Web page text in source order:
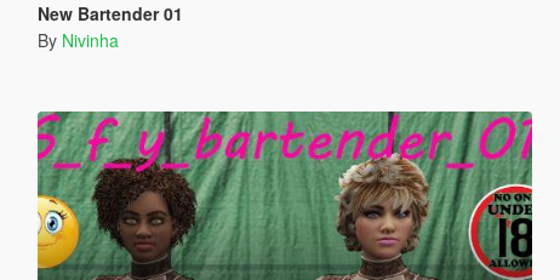
New Bartender 01
By Nivinha